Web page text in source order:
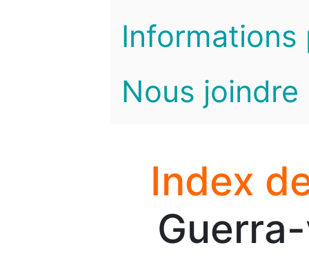
Informations
Nous joindre
Index